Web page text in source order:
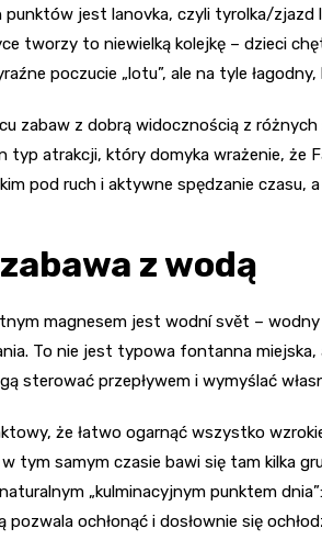
jest lanovka, czyli tyrolka/
tworzy to niewielką kolejkę – dzieci
poczucie „lotu”, ale na tyle
zabaw z dobrą widocznością z
atrakcji, który domyka wrażenie, że
pod ruch i aktywne spędzanie czasu,
z wodą
magnesem jest wodní svět –
To nie jest typowa fontanna
sterować przepływem i wymyślać
że łatwo ogarnąć wszystko
tym samym czasie bawi się tam kilka
„kulminacyjnym punktem
ochłonąć i dosłownie się